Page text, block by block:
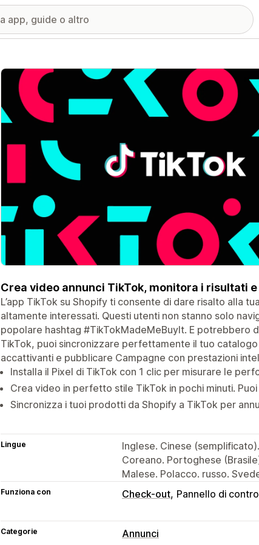
Galleria immagini in evidenza
Crea video annunci TikTok, monitora i risultati
L’app TikTok su Shopify ti consente di dare risalto alla
altamente interessati. Questi utenti non stanno solo
popolare hashtag #TikTokMadeMeBuyIt. E potrebbero
TikTok, puoi sincronizzare perfettamente il tuo
accattivanti e pubblicare Campagne con prestazioni
Installa il Pixel di TikTok con 1 clic per misurare le
Crea video in perfetto stile TikTok in pochi minuti.
Sincronizza i tuoi prodotti da Shopify a TikTok per
Lingue
Inglese. Cinese
Coreano. Portoghese
Malese. Polacco. russo.
Funziona con Check-out Pannello di
Categorie Annunci